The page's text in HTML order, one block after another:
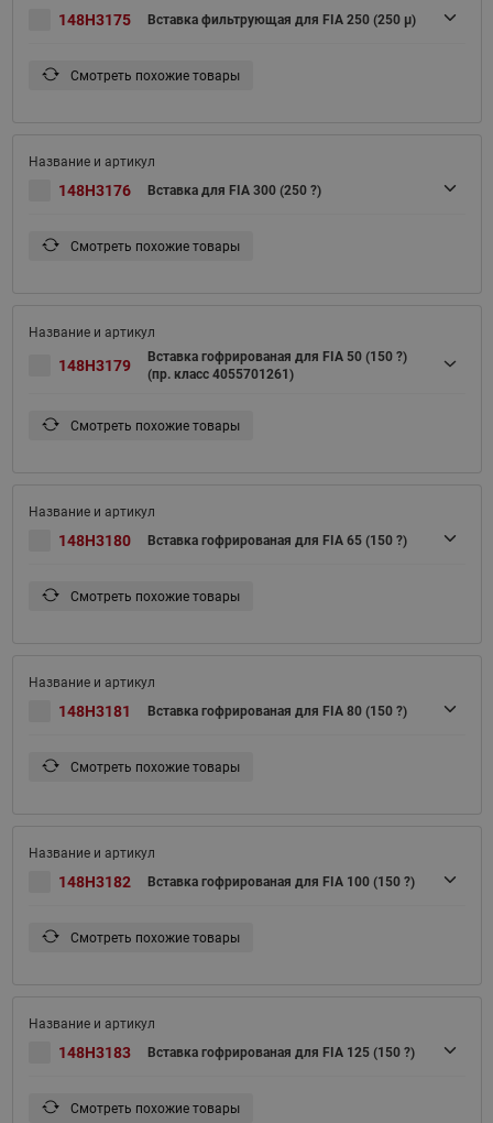
148H3175 Вставка фильтрующая для FIA 250 (250 μ)
Смотреть похожие товары
148H3176 Вставка для FIA 300 (250 ?)
Смотреть похожие товары
148H3179
Вставка гофрированая для FIA 50 (150 ?)
(пр. класс 4055701261)
Смотреть похожие товары
148H3180 Вставка гофрированая для FIA 65 (150 ?)
Смотреть похожие товары
148H3181 Вставка гофрированая для FIA 80 (150 ?)
Смотреть похожие товары
148H3182 Вставка гофрированая для FIA 100 (150 ?)
Смотреть похожие товары
148H3183 Вставка гофрированая для FIA 125 (150 ?)
Смотреть похожие товары